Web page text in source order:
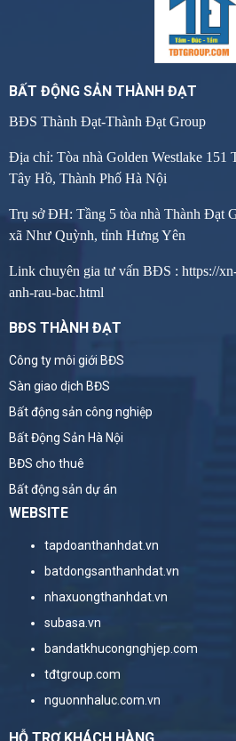
BẤT ĐỘNG SẢN THÀNH ĐẠT
BĐS Thành Đạt-Thành Đạt Group
Địa chỉ: Tòa nhà Golden Westlake 151
Tây Hồ, Thành Phố Hà Nội
Trụ sở ĐH: Tầng 5 tòa nhà Thành Đạt
xã Như Quỳnh, tỉnh Hưng Yên
Link chuyên gia tư vấn BĐS : https://
anh-rau-bac.html
BĐS THÀNH ĐẠT
Công ty môi giới BĐS
Sàn giao dịch BĐS
Bất động sản công nghiệp
Bất Động Sản Hà Nội
BĐS cho thuê
Bất động sản dự án
WEBSITE
tapdoanthanhdat.vn
batdongsanthanhdat.vn
nhaxuongthanhdat.vn
subasa.vn
bandatkhucongnghjep.com
tđtgroup.com
nguonnhaluc.com.vn